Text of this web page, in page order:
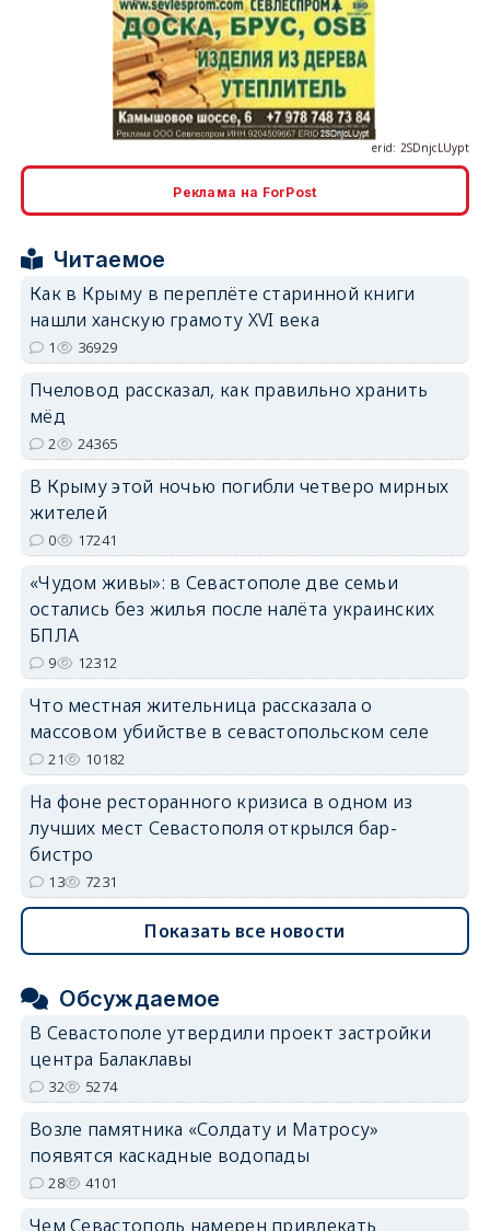
erid: 2SDnjdPjgYS
Реклама на ForPost
Читаемое
Как в Крыму в переплёте старинной книги
нашли ханскую грамоту XVI века
1 36929
Пчеловод рассказал, как правильно хранить
мёд
2 24365
В Крыму этой ночью погибли четверо мирных
жителей
0 17241
«Чудом живы»: в Севастополе две семьи
остались без жилья после налёта украинских
БПЛА
9 12312
Что местная жительница рассказала о
массовом убийстве в севастопольском селе
21 10182
На фоне ресторанного кризиса в одном из
лучших мест Севастополя открылся бар-
бистро
13 7231
Показать все новости
Обсуждаемое
В Севастополе утвердили проект застройки
центра Балаклавы
32 5274
Возле памятника «Солдату и Матросу»
появятся каскадные водопады
28 4101
Чем Севастополь намерен привлекать